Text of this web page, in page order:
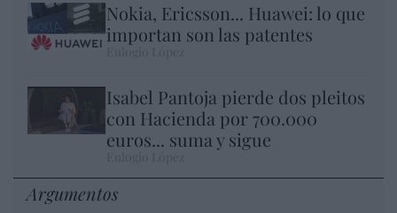
Nokia, Ericsson... Huawei: lo que
importan son las patentes
Isabel Pantoja pierde dos pleitos
con Hacienda por 700.000
euros... suma y sigue
Argumentos